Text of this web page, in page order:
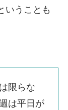
いうことも
限らな
は平日が